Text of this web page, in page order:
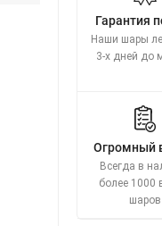
Гарантия
Наши шары
3-х дней до
Огромный
Всегда в
более 1000
шаров